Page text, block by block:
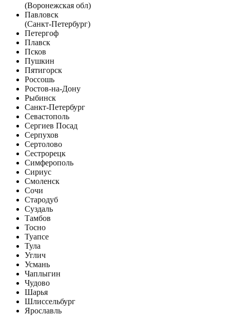
(Воронежская обл)
Павловск
(Санкт-Петербург)
Петергоф
Плавск
Псков
Пушкин
Пятигорск
Россошь
Ростов-на-Дону
Рыбинск
Санкт-Петербург
Севастополь
Сергиев Посад
Серпухов
Сертолово
Сестрорецк
Симферополь
Сириус
Смоленск
Сочи
Стародуб
Суздаль
Тамбов
Тосно
Туапсе
Тула
Углич
Усмань
Чаплыгин
Чудово
Шарья
Шлиссельбург
Ярославль